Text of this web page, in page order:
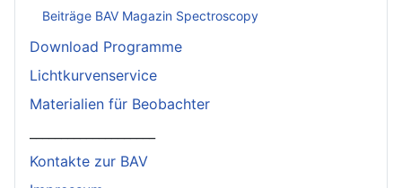
Beiträge BAV Magazin Spectroscopy
Download Programme
Lichtkurvenservice
Materialien für Beobachter
Kontakte zur BAV